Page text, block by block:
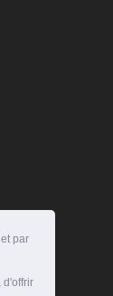
par
d'offrir